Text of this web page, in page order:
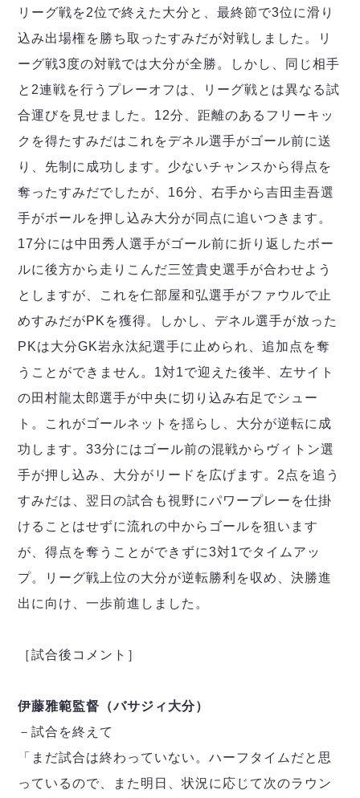
大会概要
アリーナ情報
チケット情報
過去の記録
アグレミーナ浜松
デウソン神戸
ポルセイド浜田
ミラクルスマイル新居浜
選手の通算記録（Ｆ１）
エスポラーダ北海道
バルドラール浦安
フウガドールすみだ
しながわシティ
立川アスレティックFC
ペスカドーラ町田
湘南ベルマーレ
ボアルース長野
名古屋オーシャンズ
シュライカー大阪
ボルクバレット北九州
バサジィ大分
選手の通算記録（Ｆ２）
ヴォスクオーレ仙台
リガーレヴィア葛飾
Y．S．C．C．横浜
ヴィンセドール白山
アグレミーナ浜松
デウソン神戸
ポルセイド浜田
ミラクルスマイル新居浜
FOLLOW US!
リーグ戦を2位で終えた大分と、最終節で3位に滑り
込み出場権を勝ち取ったすみだが対戦しました。リ
ーグ戦3度の対戦では大分が全勝。しかし、同じ相手
と2連戦を行うプレーオフは、リーグ戦とは異なる試
合運びを見せました。12分、距離のあるフリーキッ
クを得たすみだはこれをデネル選手がゴール前に送
り、先制に成功します。少ないチャンスから得点を
奪ったすみだでしたが、16分、右手から吉田圭吾選
手がボールを押し込み大分が同点に追いつきます。
17分には中田秀人選手がゴール前に折り返したボー
ルに後方から走りこんだ三笠貴史選手が合わせよう
としますが、これを仁部屋和弘選手がファウルで止
めすみだがPKを獲得。しかし、デネル選手が放った
PKは大分GK岩永汰紀選手に止められ、追加点を奪
うことができません。1対1で迎えた後半、左サイト
の田村龍太郎選手が中央に切り込み右足でシュー
ト。これがゴールネットを揺らし、大分が逆転に成
功します。33分にはゴール前の混戦からヴィトン選
手が押し込み、大分がリードを広げます。2点を追う
すみだは、翌日の試合も視野にパワープレーを仕掛
けることはせずに流れの中からゴールを狙います
が、得点を奪うことができずに3対1でタイムアッ
プ。リーグ戦上位の大分が逆転勝利を収め、決勝進
出に向け、一歩前進しました。
［試合後コメント］
伊藤雅範監督（バサジィ大分）
－試合を終えて
「まだ試合は終わっていない。ハーフタイムだと思
っているので、また明日、状況に応じて次のラウン